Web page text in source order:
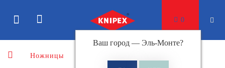
Ваш город — Эль-Монте?
0
Ножницы